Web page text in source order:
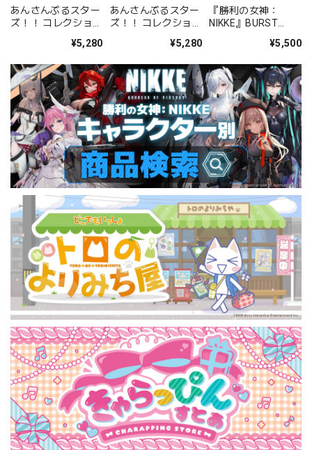
あんさんぶるスター
ズ！！ コレクション
¥5,280
あんさんぶるスター
ズ！！ コレクション
¥5,280
『勝利の女神：
NIKKE』BURST
ジ Vol.9 BOX 全10種
¥5,500